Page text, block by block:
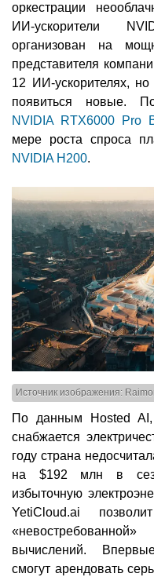
оркестрации
ИИ-ускорители
организован на
представителя
12 ИИ-ускорителях,
появиться новые.
NVIDIA RTX6000 Pro
мере роста спроса
NVIDIA H200.
Источник изображения:
По данным Hosted AI,
снабжается
году страна
на $192 млн в
избыточную
YetiCloud.ai
вычислений.
смогут арендовать